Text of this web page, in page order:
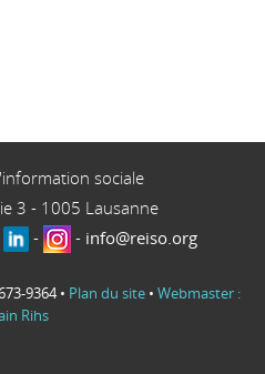
sociale
3 - 1005 Lausanne
- - info@reiso.org
9364 • Plan du site • Webmaster :
Rihs